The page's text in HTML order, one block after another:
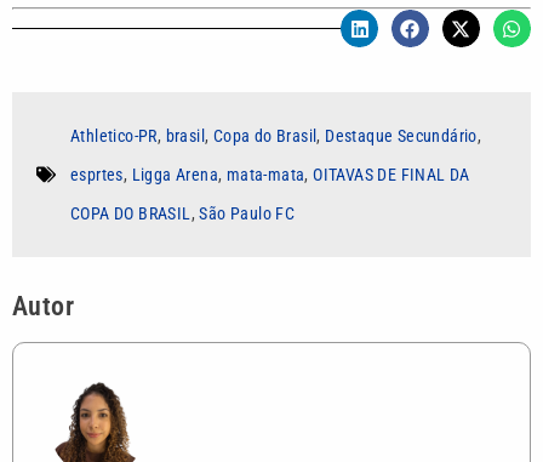
Athletico-PR, brasil , Copa do Brasil , Destaque Secundário,
esprtes, Ligga Arena, mata-mata,OITAVAS DE FINAL DA
COPA DO BRASIL ,São Paulo FC
Autor